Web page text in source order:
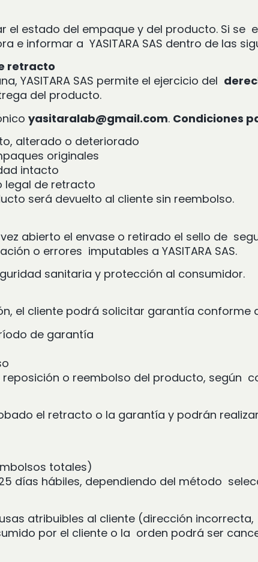
el estado del empaque y del producto. Si se
informar a YASITARA SAS dentro de las
retracto
YASITARA SAS permite el ejercicio del
del producto.
yasitaralab@gmail.com. Condiciones
alterado o deteriorado
originales
intacto
legal de retracto
será devuelto al cliente sin reembolso.
abierto el envase o retirado el sello de
o errores imputables a YASITARA SAS.
sanitaria y protección al consumidor.
el cliente podrá solicitar garantía conforme
de garantía
o reembolso del producto, según
el retracto o la garantía y podrán
totales)
días hábiles, dependiendo del método
atribuibles al cliente (dirección
por el cliente o la orden podrá ser